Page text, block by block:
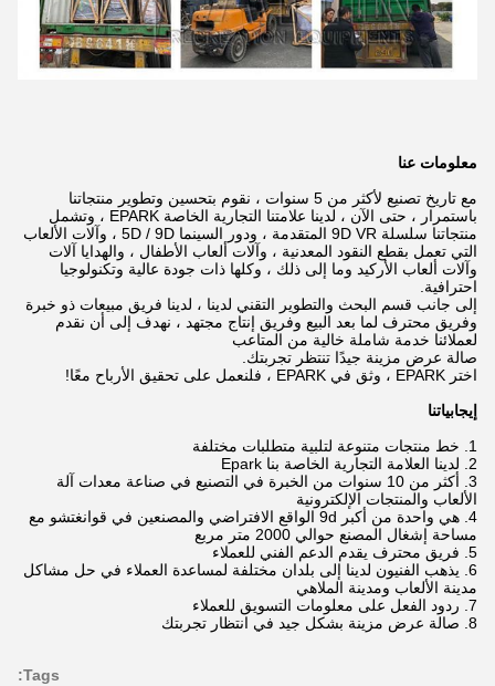
معلومات عنا
مع تاريخ تصنيع لأكثر من 5 سنوات ، نقوم بتحسين وتطوير منتجاتنا
باستمرار ، حتى الآن ، لدينا علامتنا التجارية الخاصة EPARK ، وتشمل
منتجاتنا سلسلة 9D VR المتقدمة ، ودور السينما 5D / 9D ، وآلات الألعاب
التي تعمل بقطع النقود المعدنية ، وآلات ألعاب الأطفال ، والهدايا آلات
وآلات ألعاب الأركيد وما إلى ذلك ، وكلها ذات جودة عالية وتكنولوجيا
احترافية.
إلى جانب قسم البحث والتطوير التقني لدينا ، لدينا فريق مبيعات ذو خبرة
وفريق محترف لما بعد البيع وفريق إنتاج مجتهد ، نهدف إلى أن نقدم
لعملائنا خدمة شاملة خالية من المتاعب
صالة عرض مزينة جيدًا تنتظر تجربتك.
اختر EPARK ، وثق في EPARK ، فلنعمل على تحقيق الأرباح معًا!
إيجابياتنا
1. خط منتجات متنوعة لتلبية متطلبات مختلفة
2. لدينا العلامة التجارية الخاصة بنا Epark
3. أكثر من 10 سنوات من الخبرة في التصنيع في صناعة معدات آلة
الألعاب والمنتجات الإلكترونية
4. هي واحدة من أكبر 9d الواقع الافتراضي والمصنعين في قوانغتشو مع
مساحة إشغال المصنع حوالي 2000 متر مربع
5. فريق محترف يقدم الدعم الفني للعملاء
6. يذهب الفنيون لدينا إلى بلدان مختلفة لمساعدة العملاء في حل مشاكل
مدينة الألعاب ومدينة الملاهي
7. ردود الفعل على معلومات التسويق للعملاء
8. صالة عرض مزينة بشكل جيد في انتظار تجربتك
Tags: